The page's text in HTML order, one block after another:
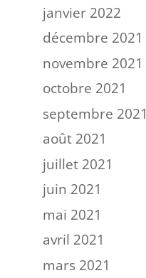
janvier 2022
décembre 2021
novembre 2021
octobre 2021
septembre 2021
août 2021
juillet 2021
juin 2021
mai 2021
avril 2021
mars 2021